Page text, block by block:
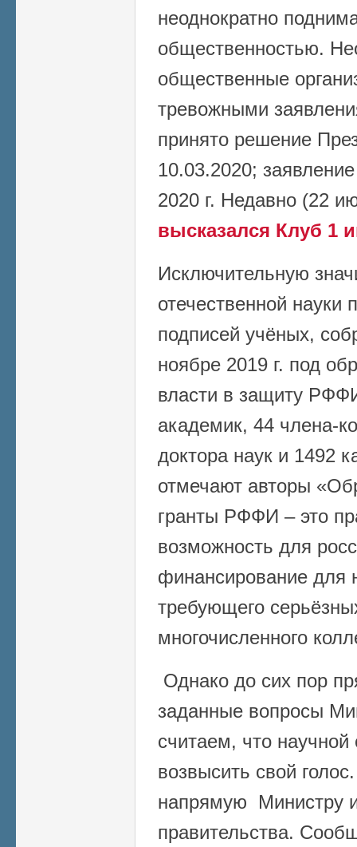
неоднократно
общественностью.
общественные
тревожными
принято решение
10.03.2020;
2020 г. Недавно (22
высказался Клуб 1
Исключительную
отечественной науки
подписей учёных,
ноябре 2019 г. под
власти в защиту
академик, 44 члена-
доктора наук и 1492
отмечают авторы
гранты РФФИ – это
возможность для
финансирование для
требующего
многочисленного
Однако до сих пор
заданные вопросы
считаем, что
возвысить свой
напрямую Министру
правительства.